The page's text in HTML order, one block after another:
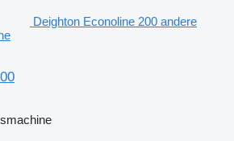
Deighton Econoline 200 andere